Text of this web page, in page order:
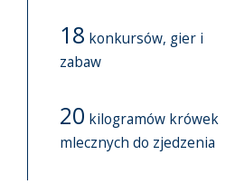
18 konkursów, gier i
zabaw
20 kilogramów krówek
mlecznych do zjedzenia